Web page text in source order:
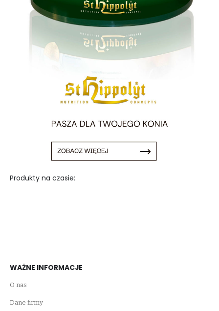
Produkty na czasie:
WAŻNE INFORMACJE
O nas
Dane firmy